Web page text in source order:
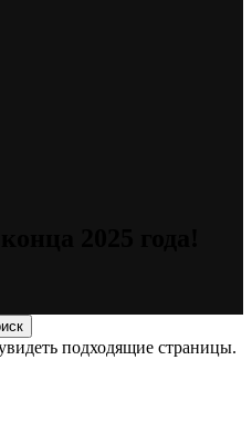
подходящие страницы.